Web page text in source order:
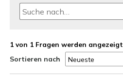
1 von 1 Fragen werden angezeigt
Sortieren nach